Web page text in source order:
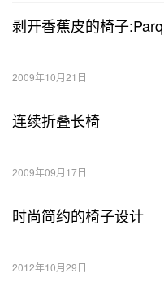
剥开香蕉皮的椅子
2009年10月21日
连续折叠长椅
2009年09月17日
时尚简约的椅子设计
2012年10月29日